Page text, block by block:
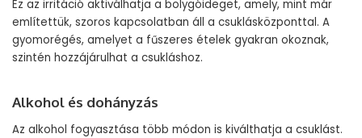
Ez az irritáció aktiválhatja a bolygóideget, amely, mint már
említettük, szoros kapcsolatban áll a csuklásközponttal. A
gyomorégés, amelyet a fűszeres ételek gyakran okoznak,
szintén hozzájárulhat a csukláshoz.
Alkohol és dohányzás
Az alkohol fogyasztása több módon is kiválthatja a csuklást.